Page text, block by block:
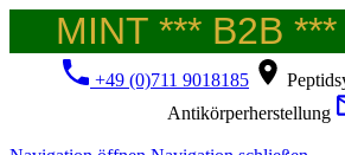
MINT *** B2B ***
+49 (0)711 9018185
Antikörperherstellung